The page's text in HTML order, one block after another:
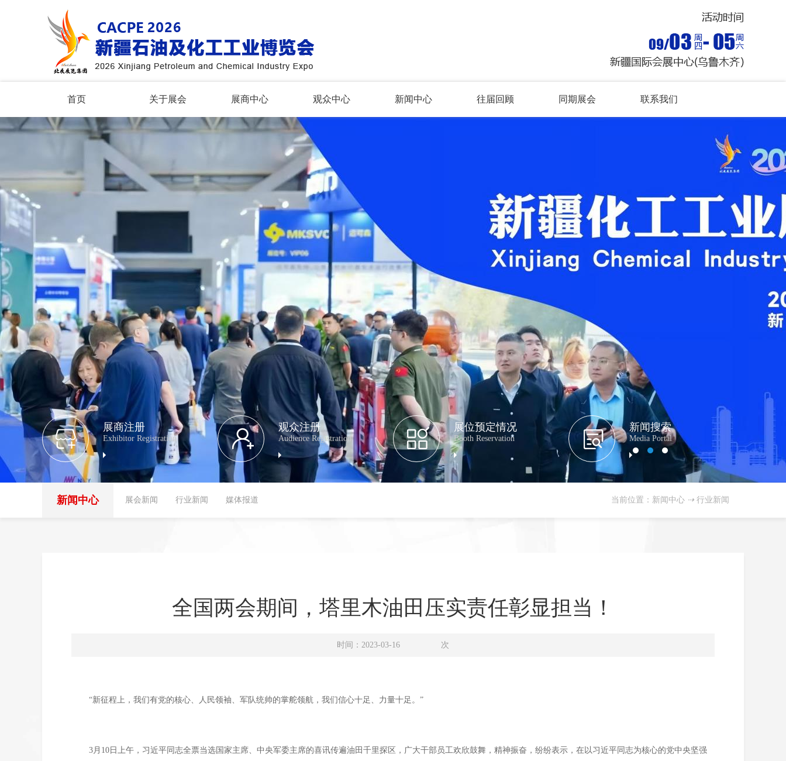
首页 关于展会 展商中心 观众中心 新闻中心 往届回顾 同期展会 联系我们
展商注册
Exhibitor Registration
观众注册
Audience Registration
展位预定情况
Booth Reservation
新闻搜索
Media Portal
新闻中心 展会新闻 行业新闻 媒体报道 当前位置：新闻中心 ⇢ 行业新闻
全国两会期间，塔里木油田压实责任彰显担当！
时间：2023-03-16 次
“新征程上，我们有党的核心、人民领袖、军队统帅的掌舵领航，我们信心十足、力量十足。”
3月10日上午，习近平同志全票当选国家主席、中央军委主席的喜讯传遍油田千里探区，广大干部员工欢欣鼓舞，精神振奋，纷纷表示，在以习近平同志为核心的党中央坚强